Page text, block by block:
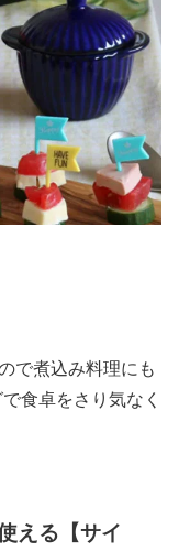
で煮込み料理にも
食卓をさり気なく
える【サイ